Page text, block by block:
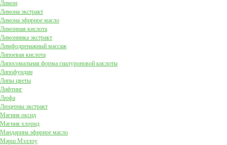
Лимон
Лимона экстракт
Лимона эфирное масло
Лимонная кислота
Лимонника экстракт
Лимфодренажный массаж
Липоевая кислота
Липосомальная форма гиалуроновой кислоты
Липофундин
Липы цветы
Лифтинг
Люфа
Люцерны экстракт
Магния оксид
Магния хлорид
Мандарина эфирное масло
Марш Мэллоу